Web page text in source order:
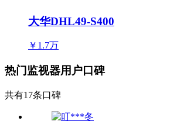
大华DHL49-S400
￥1.7万
热门监视器用户口碑
共有17条口碑